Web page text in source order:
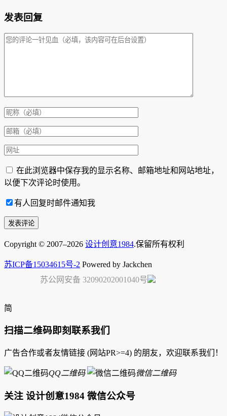
发表回复
在此浏览器中保存我的显示名称、邮箱地址和网站地址，
以便下次评论时使用。
有人回复时邮件通知我
Copyright © 2007–2026 设计创意1984.保留所有权利
苏ICP备15034615号-2 Powered by Jackchen
苏公网安备 32090202001040号
简
扫描二维码即刻联系我们
广告合作或者友情链接 (网站PR>=4) 的朋友，欢迎联系我们！
QQ二维码 微信二维码
关注 设计创意1984 微信公众号